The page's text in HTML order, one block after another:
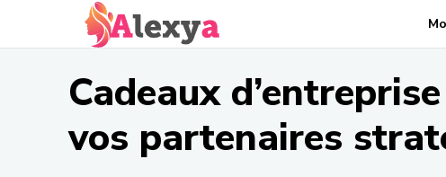
Cadeaux
vos partenaires